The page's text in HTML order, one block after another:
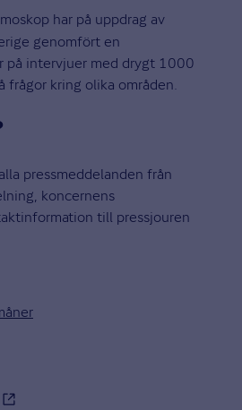
har på uppdrag av
genomfört en
på intervjuer med drygt 1000
frågor kring olika områden.
pressmeddelanden från
koncernens
till pressjouren